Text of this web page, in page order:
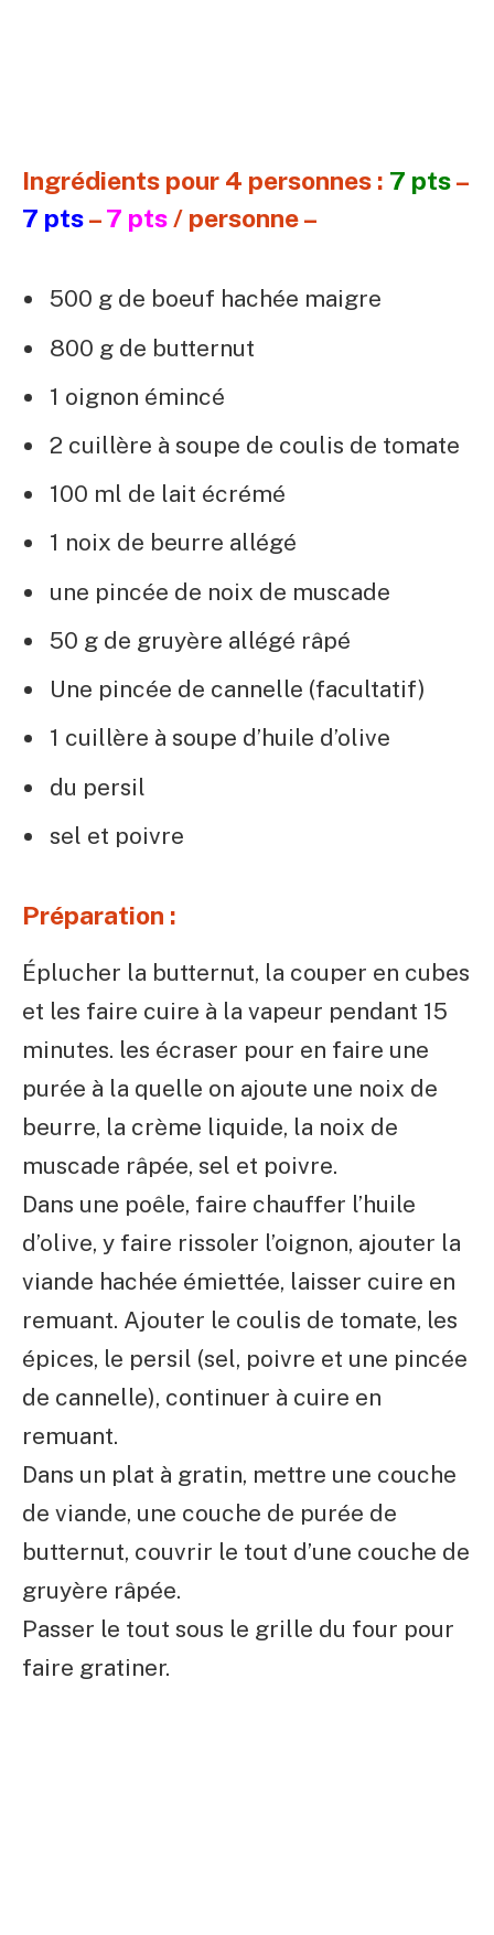
Ingrédients pour 4 personnes : 7 pts–
7 pts–7 pts/ personne –
500 g de boeuf hachée maigre
800 g de butternut
1 oignon émincé
2 cuillère à soupe de coulis de tomate
100 ml de lait écrémé
1 noix de beurre allégé
une pincée de noix de muscade
50 g de gruyère allégé râpé
Une pincée de cannelle (facultatif)
1 cuillère à soupe d’huile d’olive
du persil
sel et poivre
Préparation :
Éplucher la butternut, la couper en cubes
et les faire cuire à la vapeur pendant 15
minutes. les écraser pour en faire une
purée à la quelle on ajoute une noix de
beurre, la crème liquide, la noix de
muscade râpée, sel et poivre.
Dans une poêle, faire chauffer l’huile
d’olive, y faire rissoler l’oignon, ajouter la
viande hachée émiettée, laisser cuire en
remuant. Ajouter le coulis de tomate, les
épices, le persil (sel, poivre et une pincée
de cannelle), continuer à cuire en
remuant.
Dans un plat à gratin, mettre une couche
de viande, une couche de purée de
butternut, couvrir le tout d’une couche de
gruyère râpée.
Passer le tout sous le grille du four pour
faire gratiner.